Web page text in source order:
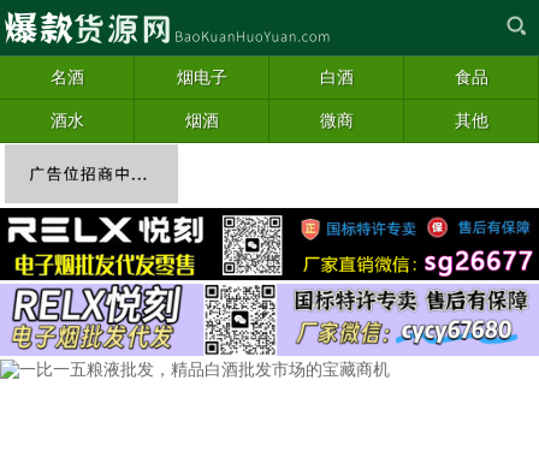
名酒 烟电子 白酒 食品
酒水 烟酒 微商 其他